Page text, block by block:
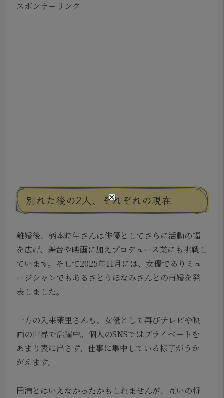
スポンサーリンク
別れた後の2人、それぞれの現在
離婚後、柄本時生さんは俳優としてさらに活動の幅
を広げ、舞台や映画に加えプロデュース業にも挑戦し
ています。そして2025年11月には、女優でありミュ
ージシャンでもあるさとうほなみさんとの再婚を発
表しました。
一方の入来茉里さんも、女優として再びテレビや映
画の世界で活躍中。個人のSNSではプライベートを
あまり表に出さず、仕事に集中している様子がうか
がえます。
円満とはいえなかったかもしれませんが、互いの将